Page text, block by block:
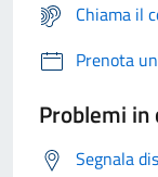
Chiama il
Prenota
Problemi
Segnala